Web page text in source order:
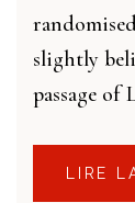
slightly
passage of
LIRE